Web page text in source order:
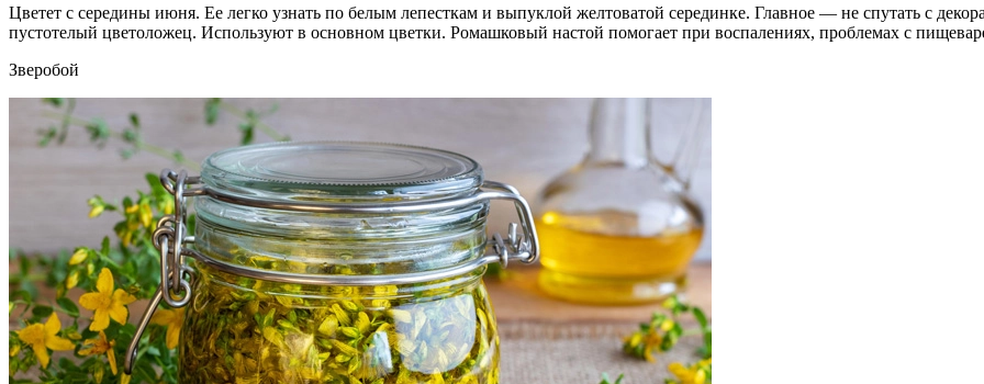
Цветет с середины июня. Ее легко узнать по белым лепесткам и выпуклой желтоватой серединке. Главное — не спутать с
пустотелый цветоложец. Используют в основном цветки. Ромашковый настой помогает при воспалениях, проблемах с
Зверобой